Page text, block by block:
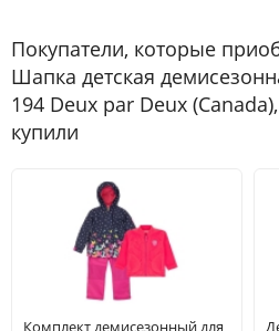
Покупатели, которые
Шапка детская
194 Deux par Deux
купили
Комплект демисезонный для